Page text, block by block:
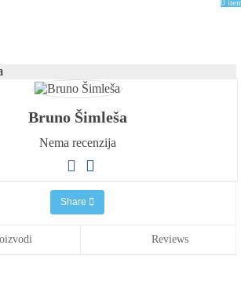
0
Bruno Šimleša
Nema recenzija
Share
Reviews